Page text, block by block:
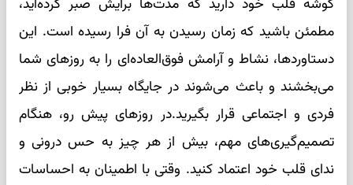
مطمئن باشید که زمان رسیدن به آن فرا رسیده است. این
دستاوردها، نشاط و آرامش فوق‌العاده‌ای را به روزهای شما
می‌بخشند و باعث می‌شوند در جایگاه بسیار خوبی از نظر
فردی و اجتماعی قرار بگیرید.در روزهای پیش رو، هنگام
تصمیم‌گیری‌های مهم، بیش از هر چیز به حس درونی و
ندای قلب خود اعتماد کنید. وقتی با اطمینان به احساسات